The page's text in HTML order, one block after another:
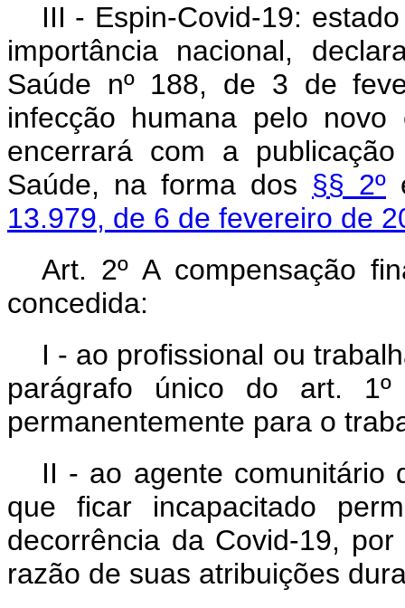
III - Espin-Covid-19:
importância nacional,
Saúde nº 188, de 3 de
infecção humana pelo novo
encerrará com a
Saúde, na forma dos §§ 2º
13.979, de 6 de fevereiro de
Art. 2º A compensação
concedida:
I - ao profissional ou
parágrafo único do art.
permanentemente para o
II - ao agente comunitário
que ficar incapacitado
decorrência da Covid-19,
razão de suas atribuições